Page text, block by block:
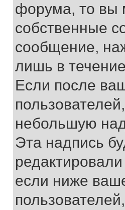
форума, то вы
собственные
сообщение,
лишь в
Если после
небольшую
Эта надпись
если ниже